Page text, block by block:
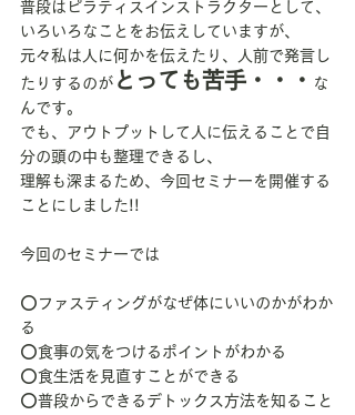
普段はピラティスインストラクターとして、
いろいろなことをお伝えしていますが、
元々私は人に何かを伝えたり、人前で発言し
たりするのが とっても苦手・・・
な
んです。
でも、アウトプットして人に伝えることで自
分の頭の中も整理できるし、
理解も深まるため、今回セミナーを開催する
ことにしました!!
今回のセミナーでは
⭕️ファスティングがなぜ体にいいのかがわか
る
⭕️食事の気をつけるポイントがわかる
⭕️食生活を見直すことができる
⭕️普段からできるデトックス方法を知ること